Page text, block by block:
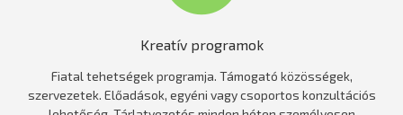
Kreatív programok
Fiatal tehetségek programja. Támogató közösségek,
szervezetek. Előadások, egyéni vagy csoportos konzultációs